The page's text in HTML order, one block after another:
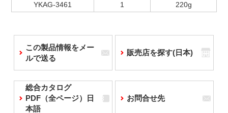
YKAG-3461
1 220g
この製品情報をメー
ルで送る
販売店を探す(日本)
総合カタログ
PDF（全ページ）日
本語
お問合せ先